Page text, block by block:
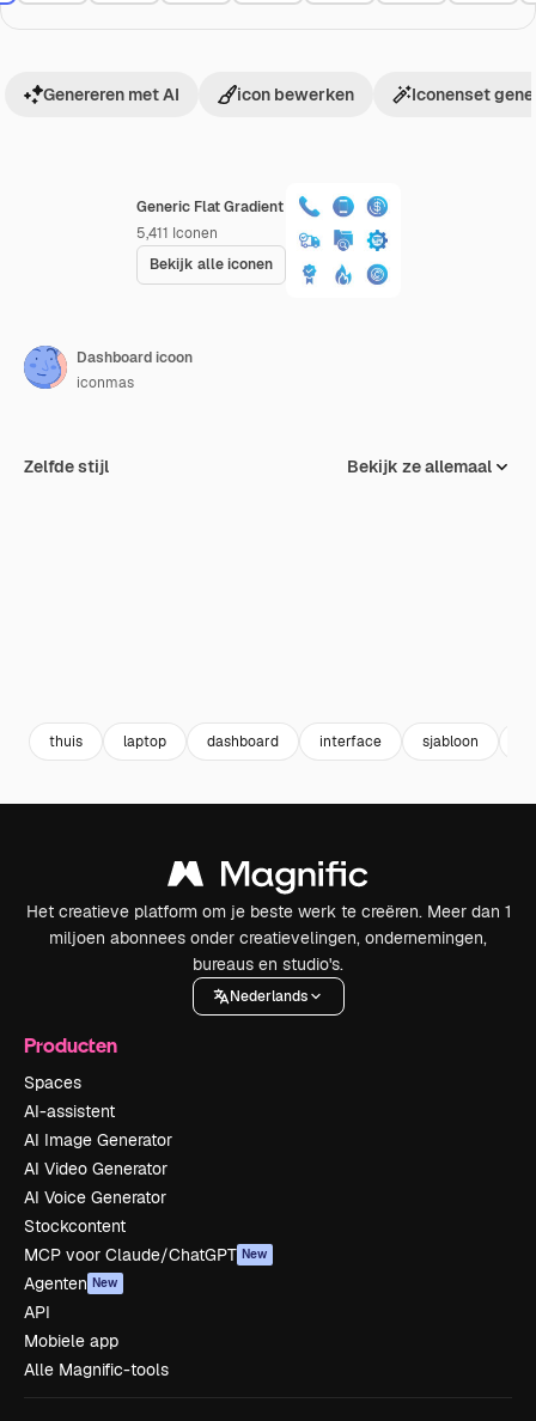
Generic Flat Gradient
5,411 Iconen
Bekijk alle iconen
Genereren met AI icon bewerken Iconenset
Dashboard icoon
iconmas
Zelfde stijl Bekijk ze allemaal
thuis laptop dashboard interface sjabloon
Het creatieve platform om je beste werk te creëren. Meer dan 1
miljoen abonnees onder creatievelingen, ondernemingen,
bureaus en studio's.
Nederlands
Producten
Spaces
AI-assistent
AI Image Generator
AI Video Generator
AI Voice Generator
Stockcontent
MCP voor Claude/ChatGPT New
Agenten New
API
Mobiele app
Alle Magnific-tools